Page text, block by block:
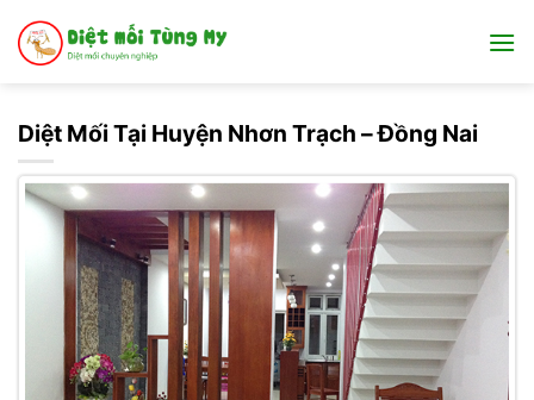
qua
Diệt Mối Tại Huyện Nhơn Trạch – Đồng Nai